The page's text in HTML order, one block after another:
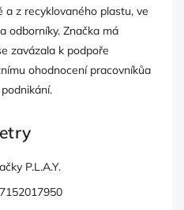
a z recyklovaného plastu, ve
odborníky. Značka má
zavázala k podpoře
ohodnocení pracovníkůa
P.L.A.Y.